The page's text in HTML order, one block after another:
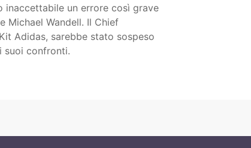
inaccettabile un errore così grave
Michael Wandell. Il Chief
Adidas, sarebbe stato sospeso
suoi confronti.